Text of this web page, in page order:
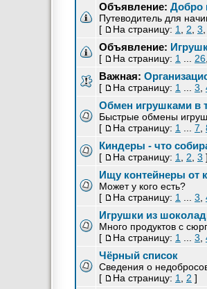
Объявление: Добро
Путеводитель для
[
На страницу: 1 2 3
Объявление:
[ На страницу: 1 26
Важная:
[ На страницу: 1 3
Обмен игрушками в
Быстрые обмены
[
На страницу: 1 7
Киндеры - что
[ На страницу: 1 2 3 ]
Ищу контейнеры от
Может у кого есть?
[
На страницу: 1 3
Игрушки из
Много продуктов с
[
На страницу: 1 3
Чёрный список
Сведения о
[
На страницу: 1 2 ]